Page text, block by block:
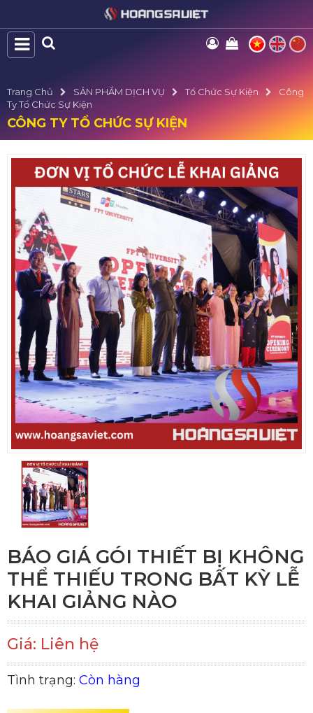
Trang Chủ SẢN PHẨM DỊCH VỤ Tổ Chức Sự Kiện
Công
Ty Tổ Chức Sự Kiện
CÔNG TY TỔ CHỨC SỰ KIỆN
BÁO GIÁ GÓI THIẾT BỊ KHÔNG
THỂ THIẾU TRONG BẤT KỲ LỄ
KHAI GIẢNG NÀO
Giá: Liên hệ
Tình trạng: Còn hàng